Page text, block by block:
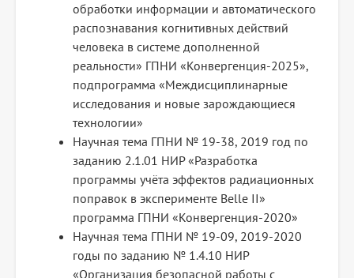
обработки информации и автоматического
распознавания когнитивных действий
человека в системе дополненной
реальности» ГПНИ «Конвергенция-2025»,
подпрограмма «Междисциплинарные
исследования и новые зарождающиеся
технологии»
Научная тема ГПНИ № 19-38, 2019 год по
заданию 2.1.01 НИР «Разработка
программы учёта эффектов радиационных
поправок в эксперименте Belle II»
программа ГПНИ «Конвергенция-2020»
Научная тема ГПНИ № 19-09, 2019-2020
годы по заданию № 1.4.10 НИР
«Организация безопасной работы с